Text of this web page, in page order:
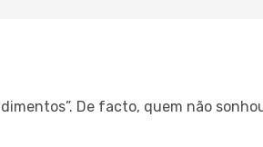
De facto, quem não